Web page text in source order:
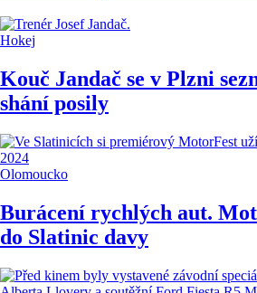
Hokej
Kouč Jandač se v Plzni
shání posily
Olomoucko
Burácení rychlých aut.
do Slatinic davy